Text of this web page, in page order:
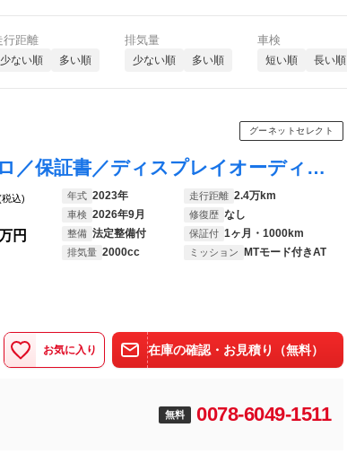
行距離
少ない順 多い順
排気量
少ない順 多い順
車検
短い順 長い順
グーネットセレクト
ハリアー Ｇ モデリスタエアロ／保証書／ディスプレイオーディオ１２．３インチ／デジタルインナーミラー／トヨタセーフティセンス／車線逸脱防止支援システム／シート 合皮／電動バックドア／ドライブレコーダー 純正
税込)
円
年式 2023年 走行距離 2.4万km
車検 2026年9月 修復歴 なし
整備 法定整備付 保証付 1ヶ月・1000km
排気量 2000cc ミッション MTモード付きAT
お気に入り 在庫の確認・お見積り（無料）
無料 0078-6049-1511